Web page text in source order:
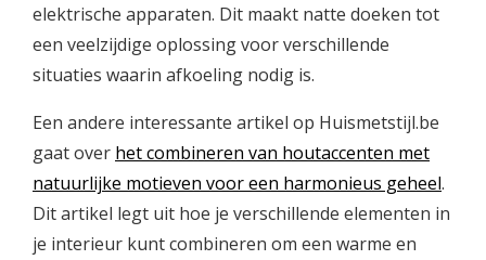
elektrische apparaten. Dit maakt natte doeken tot
een veelzijdige oplossing voor verschillende
situaties waarin afkoeling nodig is.
Een andere interessante artikel op Huismetstijl.be
gaat over het combineren van houtaccenten met
natuurlijke motieven voor een harmonieus geheel.
Dit artikel legt uit hoe je verschillende elementen in
je interieur kunt combineren om een warme en